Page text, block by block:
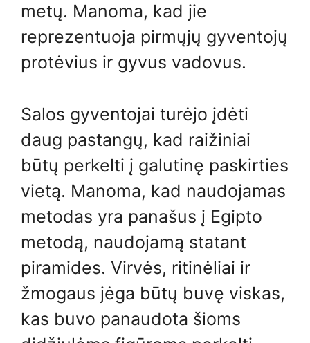
metų. Manoma, kad jie
reprezentuoja pirmųjų gyventojų
protėvius ir gyvus vadovus.
Salos gyventojai turėjo įdėti
daug pastangų, kad raižiniai
būtų perkelti į galutinę paskirties
vietą. Manoma, kad naudojamas
metodas yra panašus į Egipto
metodą, naudojamą statant
piramides. Virvės, ritinėliai ir
žmogaus jėga būtų buvę viskas,
kas buvo panaudota šioms